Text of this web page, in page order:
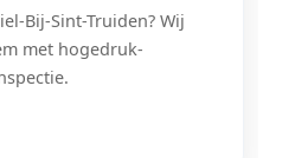
Bij-Sint-Truiden? Wij
met hogedruk-